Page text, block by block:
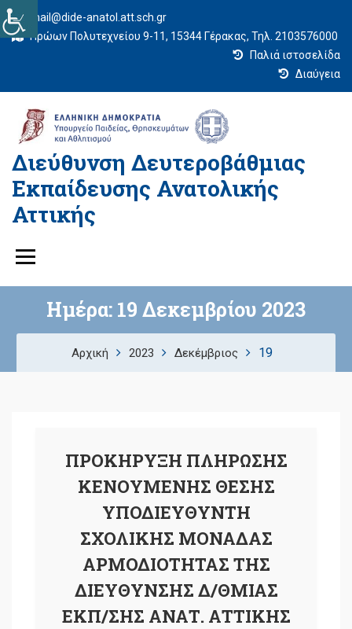
mail@dide-anatol.att.sch.gr
Ηρώων Πολυτεχνείου 9-11, 15344 Γέρακας, Τηλ. 2103576000
Παλιά ιστοσελίδα
Διαύγεια
Διεύθυνση Δευτεροβάθμιας
Εκπαίδευσης Ανατολικής
Αττικής
Ημέρα: 19 Δεκεμβρίου 2023
Αρχική 2023 Δεκέμβριος 19
ΠΡΟΚΗΡΥΞΗ ΠΛΗΡΩΣΗΣ
ΚΕΝΟΥΜΕΝΗΣ ΘΕΣΗΣ
ΥΠΟΔΙΕΥΘΥΝΤΗ
ΣΧΟΛΙΚΗΣ ΜΟΝΑΔΑΣ
ΑΡΜΟΔΙΟΤΗΤΑΣ ΤΗΣ
ΔΙΕΥΘΥΝΣΗΣ Δ/ΘΜΙΑΣ
ΕΚΠ/ΣΗΣ ΑΝΑΤ. ΑΤΤΙΚΗΣ